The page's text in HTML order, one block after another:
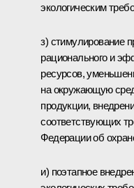
экологическим
з) стимулирование
рационального и
ресурсов,
на окружающую
продукции,
соответствующих
Федерации об
и) поэтапное